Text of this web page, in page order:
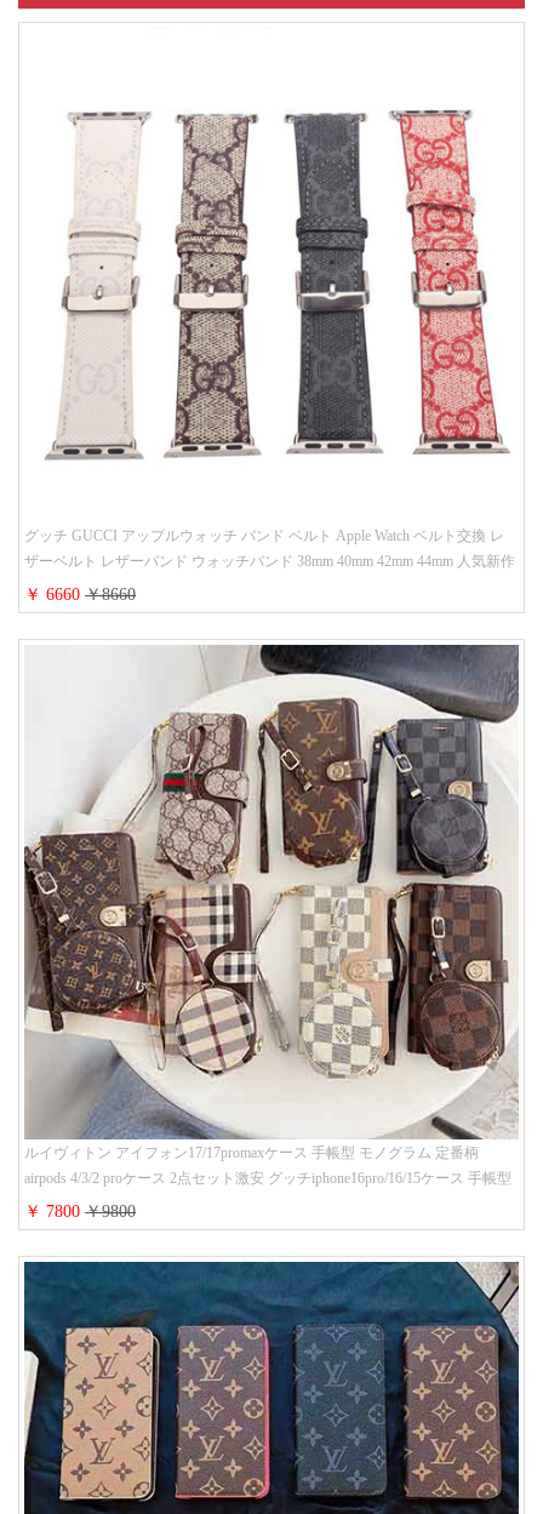
グッチ GUCCI アップルウォッチ バンド ベルト Apple Watch ベルト交換 レ
ザーベルト レザーバンド ウォッチバンド 38mm 40mm 42mm 44mm 人気新作
￥ 6660￥8660
ルイヴィトン アイフォン17/17promaxケース 手帳型 モノグラム 定番柄
airpods 4/3/2 proケース 2点セット激安 グッチiphone16pro/16/15ケース 手帳型
財布カード入り 多機能 ハイ ブランド Galaxy S25/S24/S23手帳カバー おすす
め
￥ 7800￥9800